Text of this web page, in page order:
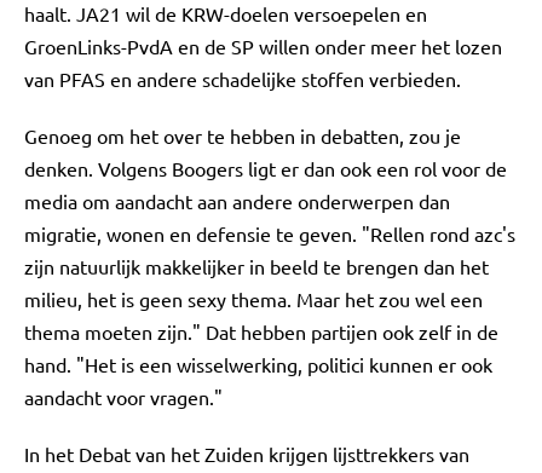
haalt. JA21 wil de KRW-doelen versoepelen en
GroenLinks-PvdA en de SP willen onder meer het lozen
van PFAS en andere schadelijke stoffen verbieden.
Genoeg om het over te hebben in debatten, zou je
denken. Volgens Boogers ligt er dan ook een rol voor de
media om aandacht aan andere onderwerpen dan
migratie, wonen en defensie te geven. "Rellen rond azc's
zijn natuurlijk makkelijker in beeld te brengen dan het
milieu, het is geen sexy thema. Maar het zou wel een
thema moeten zijn." Dat hebben partijen ook zelf in de
hand. "Het is een wisselwerking, politici kunnen er ook
aandacht voor vragen."
In het Debat van het Zuiden krijgen lijsttrekkers van